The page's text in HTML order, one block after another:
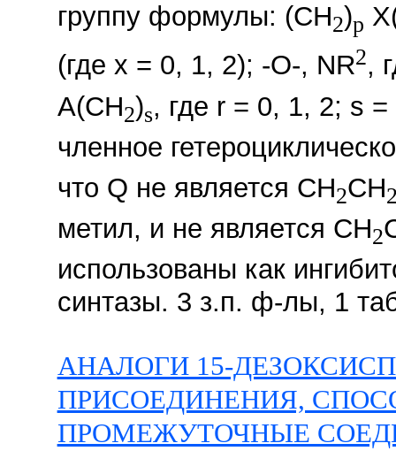
группу формулы: (CH2)p
(где х = 0, 1, 2); -O-, NR2,
A(CH2)s, где r = 0, 1, 2; s
членное
что Q не является СH2СH
метил, и не является СН2
использованы как
синтазы. 3 з.п. ф-лы, 1
АНАЛОГИ 15-
ПРИСОЕДИНЕНИЯ,
ПРОМЕЖУТОЧНЫЕ